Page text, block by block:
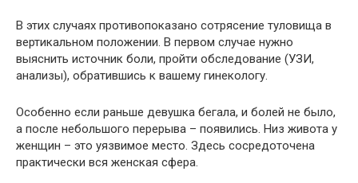
В этих случаях противопоказано сотрясение туловища в
вертикальном положении. В первом случае нужно
выяснить источник боли, пройти обследование (УЗИ,
анализы), обратившись к вашему гинекологу.
Особенно если раньше девушка бегала, и болей не было,
а после небольшого перерыва – появились. Низ живота у
женщин – это уязвимое место. Здесь сосредоточена
практически вся женская сфера.